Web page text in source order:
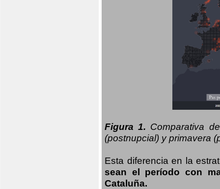
Figura 1. Comparativa
(postnupcial) y primavera
Esta diferencia en la
sean el período con
Cataluña.